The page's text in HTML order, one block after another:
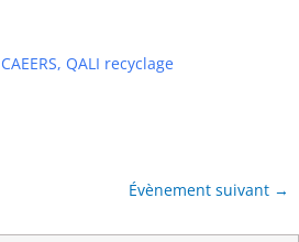
QALI recyclage
Évènement suivant →